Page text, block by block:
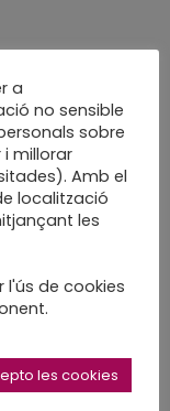
de
a
no sensible
sobre
millorar
Amb el
localització
les
de cookies
les cookies